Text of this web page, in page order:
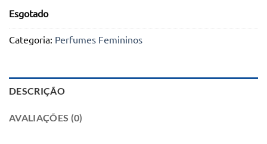
Esgotado
Categoria: Perfumes Femininos
DESCRIÇÃO
AVALIAÇÕES (0)